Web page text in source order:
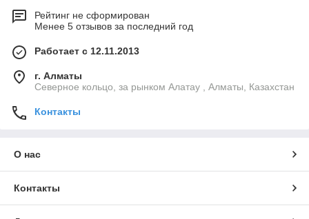
Рейтинг не сформирован
Менее 5 отзывов за последний год
Работает с 12.11.2013
г. Алматы
Северное кольцо, за рынком Алатау , Алматы, Казахстан
Контакты
О нас
Контакты